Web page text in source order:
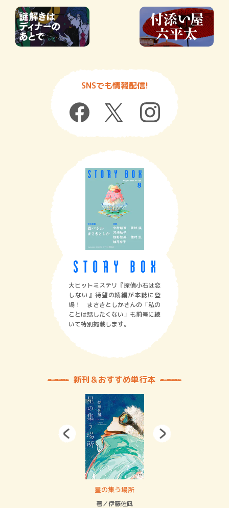
SNSでも情報配信!
大ヒットミステリ『探偵小石は恋
しない』待望の続編が本誌に登
場！ まさきとしかさんの「私の
ことは話したくない」も前号に続
いて特別掲載します。
新刊＆おすすめ単行本
星の集う場所
著／伊藤佐凪